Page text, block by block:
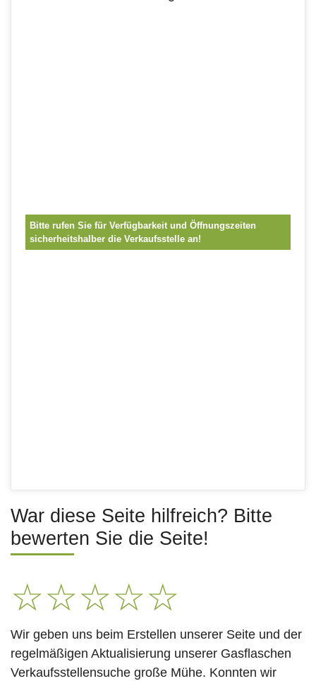
Bitte rufen Sie für Verfügbarkeit und Öffnungszeiten
sicherheitshalber die Verkaufsstelle an!
War diese Seite hilfreich? Bitte
bewerten Sie die Seite!
☆☆☆☆☆
Wir geben uns beim Erstellen unserer Seite und der
regelmäßigen Aktualisierung unserer Gasflaschen
Verkaufsstellensuche große Mühe. Konnten wir